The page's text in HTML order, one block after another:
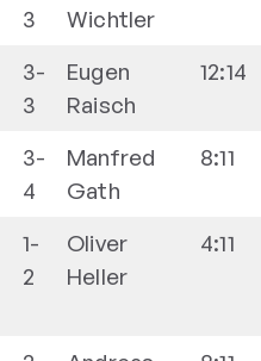
3
Wichtler
3-
3
Eugen
Raisch
12:14
3-
4
Manfred
Gath
8:11
1-
2
Oliver
Heller
4:11